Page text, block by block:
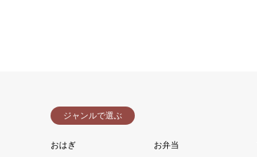
ジャンルで選ぶ
おはぎ お弁当